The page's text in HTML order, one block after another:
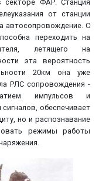
секторе ФАР. Станция
от станции
автосопровождение. С
переходить на
летящего на
эта вероятность
20км она уже
РЛС сопровождения -
импульсов и
обеспечивает
но и распознавание
режимы работы